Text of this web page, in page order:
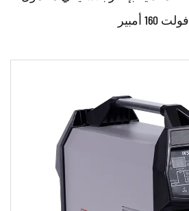
حدود:
اقرأ أكثر
فولت 160 أمبير